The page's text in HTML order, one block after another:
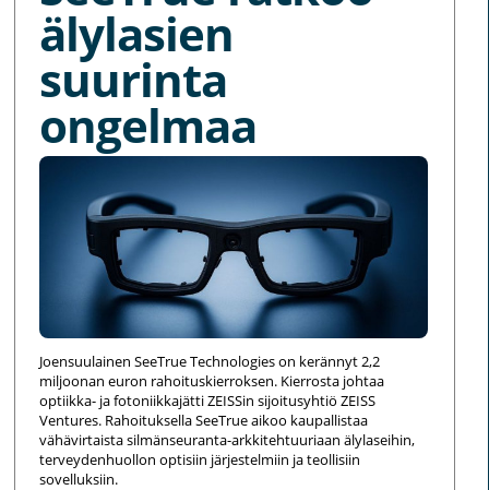
älylasien
suurinta
ongelmaa
Joensuulainen SeeTrue Technologies on kerännyt 2,2
miljoonan euron rahoituskierroksen. Kierrosta johtaa
optiikka- ja fotoniikkajätti ZEISSin sijoitusyhtiö ZEISS
Ventures. Rahoituksella SeeTrue aikoo kaupallistaa
vähävirtaista silmänseuranta-arkkitehtuuriaan älylaseihin,
terveydenhuollon optisiin järjestelmiin ja teollisiin
sovelluksiin.